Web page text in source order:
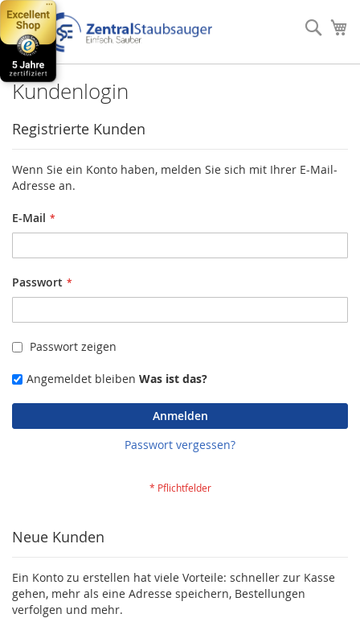
Direkt
zum
Inhalt
Kundenlogin
Registrierte Kunden
Wenn Sie ein Konto haben, melden Sie sich mit Ihrer E-Mail-
Adresse an.
E-Mail
Passwort
Passwort zeigen
Angemeldet bleiben Was ist das?
Anmelden
Passwort vergessen?
Neue Kunden
Ein Konto zu erstellen hat viele Vorteile: schneller zur Kasse
gehen, mehr als eine Adresse speichern, Bestellungen
verfolgen und mehr.